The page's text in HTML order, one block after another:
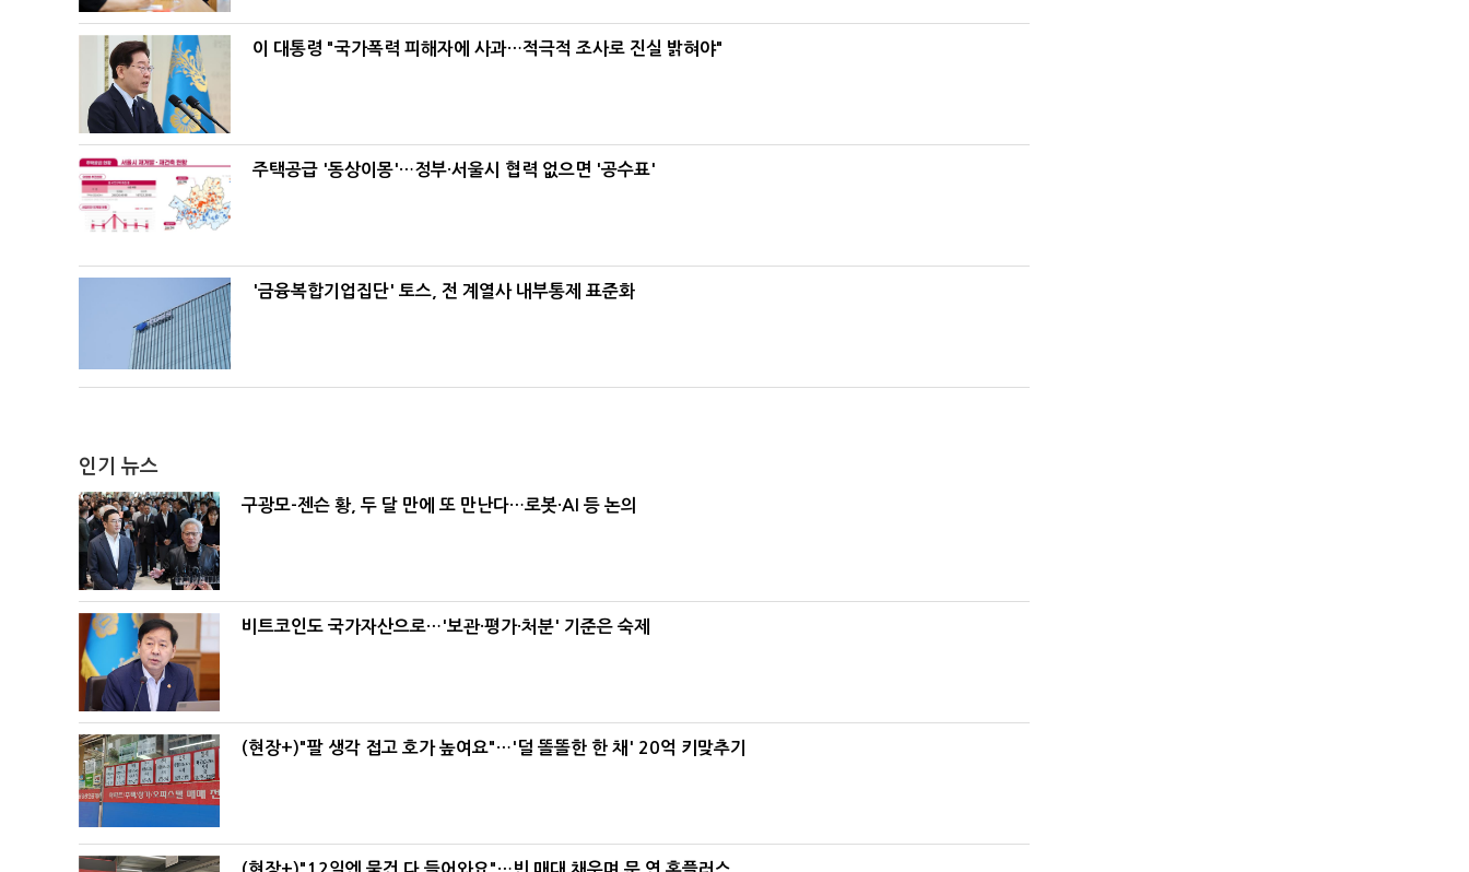
이 대통령 "국가폭력 피해자에 사과…적극적 조사로 진실 밝혀야"
주택공급 '동상이몽'…정부·서울시 협력 없으면 '공수표'
'금융복합기업집단' 토스, 전 계열사 내부통제 표준화
인기 뉴스
구광모-젠슨 황, 두 달 만에 또 만난다…로봇·AI 등 논의
비트코인도 국가자산으로…'보관·평가·처분' 기준은 숙제
(현장+)"팔 생각 접고 호가 높여요"…'덜 똘똘한 한 채' 20억 키맞추기